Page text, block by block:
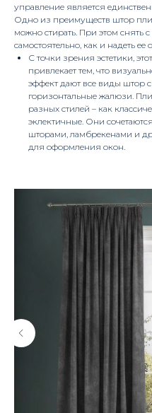
управление является
Одно из преимуществ штор
можно стирать. При этом снять
самостоятельно, как и надеть
С точки зрения эстетики,
привлекает тем, что
эффект дают все виды штор
горизонтальные жалюзи.
разных стилей – как
эклектичные. Они
шторами, ламбрекенами и
для оформления окон.